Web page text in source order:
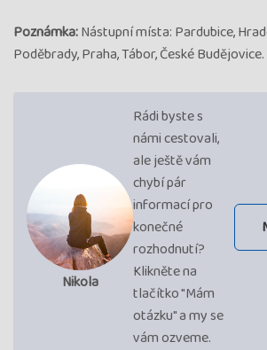
Poznámka:Nástupní místa: Pardubice,
Poděbrady, Praha, Tábor, České Budějovice.
Nikola
Rádi byste s
námi cestovali,
ale ještě vám
chybí pár
informací pro
konečné
rozhodnutí?
Klikněte na
tlačítko "Mám
otázku" a my se
vám ozveme.